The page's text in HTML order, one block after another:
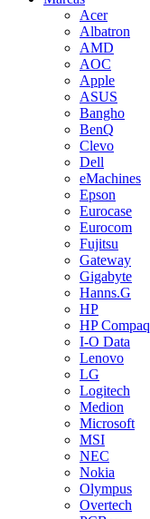
Acer
Albatron
AMD
AOC
Apple
ASUS
Bangho
BenQ
Clevo
Dell
eMachines
Epson
Eurocase
Eurocom
Fujitsu
Gateway
Gigabyte
Hanns.G
HP
HP Compaq
I-O Data
Lenovo
LG
Logitech
Medion
Microsoft
MSI
NEC
Nokia
Olympus
Overtech